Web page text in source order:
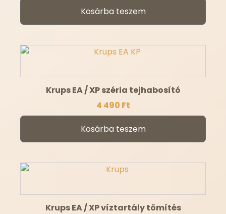
Kosárba teszem
Krups EA / XP széria tejhabosító
4 490 Ft
Kosárba teszem
Krups EA / XP víztartály tömítés